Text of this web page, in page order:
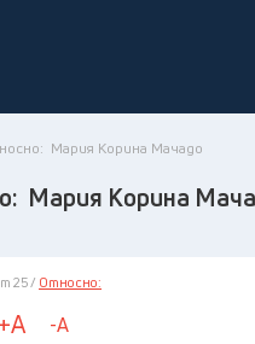
Мария Корина Мачадо
Мария Корина
25 / Относно:
+A -A